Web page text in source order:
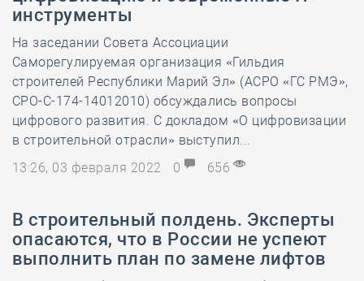
инструменты
На заседании Совета Ассоциации
Саморегулируемая организация «Гильдия
строителей Республики Марий Эл» (АСРО «ГС РМЭ»,
СРО-С-174-14012010) обсуждались вопросы
цифрового развития. С докладом «О цифровизации
в строительной отрасли» выступил...
13:26, 03 февраля 2022
0 656
В строительный полдень. Эксперты
опасаются, что в России не успеют
выполнить план по замене лифтов